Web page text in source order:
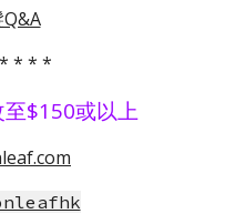
* * *
$150或以上